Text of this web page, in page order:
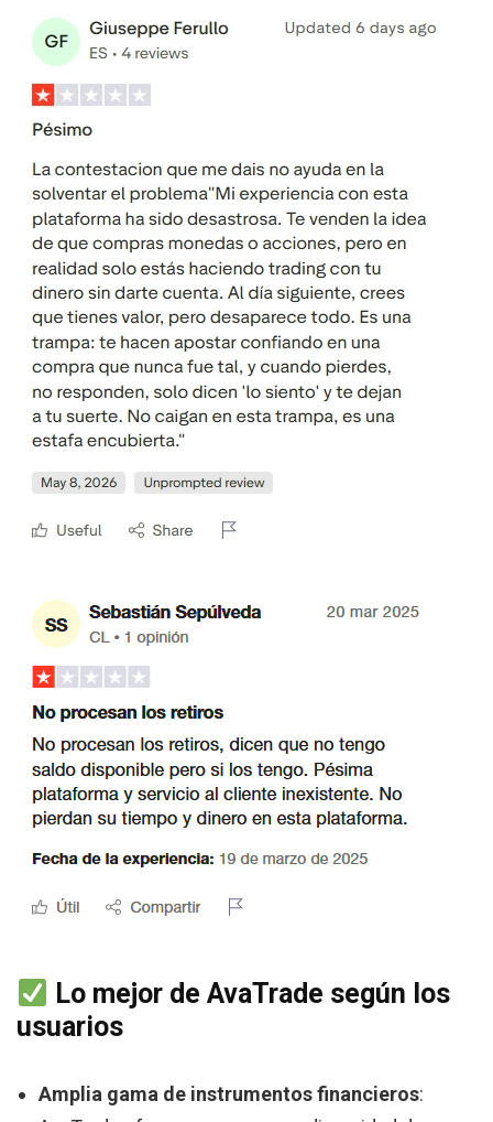
Lo mejor de AvaTrade según los
usuarios
Amplia gama de instrumentos financieros: